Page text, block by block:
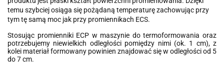
temu szybciej osiąga się pożądaną temperaturę zachowując przy
tym tę samą moc jak przy promiennikach ECS.
Stosując promienniki ECP w maszynie do termoformowania oraz
potrzebujemy niewielkich odległości pomiędzy nimi (ok. 1 cm), z
kolei materiał formowany powinien znajdować się w odległości od 5
do 7 cm.